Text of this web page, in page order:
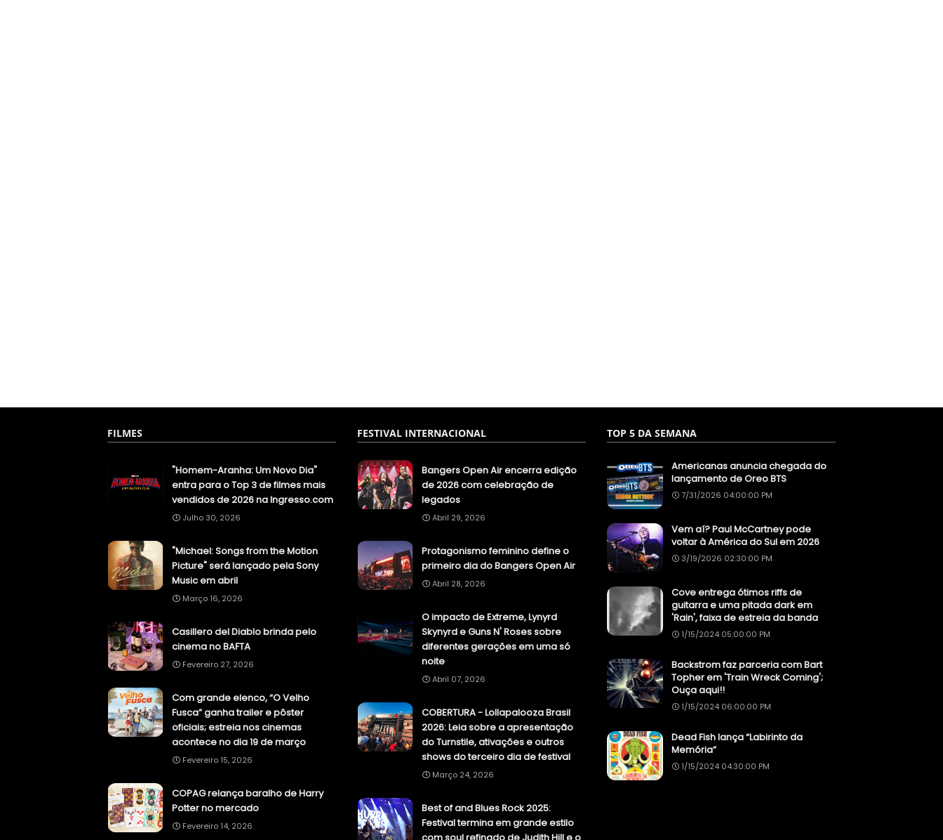
FILMES
"Homem-Aranha: Um Novo Dia"
entra para o Top 3 de filmes mais
vendidos de 2026 na Ingresso.com
Julho 30, 2026
"Michael: Songs from the Motion
Picture" será lançado pela Sony
Music em abril
Março 16, 2026
Casillero del Diablo brinda pelo
cinema no BAFTA
Fevereiro 27, 2026
Com grande elenco, “O Velho
Fusca” ganha trailer e pôster
oficiais; estreia nos cinemas
acontece no dia 19 de março
Fevereiro 15, 2026
COPAG relança baralho de Harry
Potter no mercado
Fevereiro 14, 2026
FESTIVAL INTERNACIONAL
Bangers Open Air encerra edição
de 2026 com celebração de
legados
Abril 29, 2026
Protagonismo feminino define o
primeiro dia do Bangers Open Air
Abril 28, 2026
O impacto de Extreme, Lynyrd
Skynyrd e Guns N' Roses sobre
diferentes gerações em uma só
noite
Abril 07, 2026
COBERTURA - Lollapalooza Brasil
2026: Leia sobre a apresentação
do Turnstile, ativações e outros
shows do terceiro dia de festival
Março 24, 2026
Best of and Blues Rock 2025:
Festival termina em grande estilo
TOP 5 DA SEMANA
Americanas anuncia chegada do
lançamento de Oreo BTS
7/31/2026 04:00:00 PM
Vem aí? Paul McCartney pode
voltar à América do Sul em 2026
3/19/2026 02:30:00 PM
Cove entrega ótimos riffs de
guitarra e uma pitada dark em
'Rain', faixa de estreia da banda
1/15/2024 05:00:00 PM
Backstrom faz parceria com Bart
Topher em 'Train Wreck Coming';
Ouça aqui!!
1/15/2024 06:00:00 PM
Dead Fish lança “Labirinto da
Memória”
1/15/2024 04:30:00 PM